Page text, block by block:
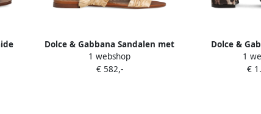
Dolce & Gabbana Sandalen met
gevlochten bandje Beige
1 webshop
€ 582,-
Dolce &
sandalen
1
€